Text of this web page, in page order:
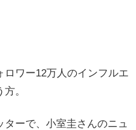
ワー12万人のインフルエ
。
ーで、小室圭さんのニュ